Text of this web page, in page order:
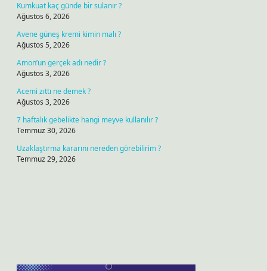
Kumkuat kaç günde bir sulanır ?
Ağustos 6, 2026
Avene güneş kremi kimin malı ?
Ağustos 5, 2026
Amon’un gerçek adı nedir ?
Ağustos 3, 2026
Acemi zıttı ne demek ?
Ağustos 3, 2026
7 haftalık gebelikte hangi meyve kullanılır ?
Temmuz 30, 2026
Uzaklaştırma kararını nereden görebilirim ?
Temmuz 29, 2026